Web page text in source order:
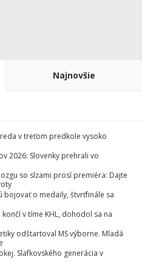
Najnovšie
v treťom predkole vysoko
2026: Slovenky prehrali vo
so slzami prosí premiéra: Dajte
bojovať o medaily, štvrťfinále sa
v tíme KHL, dohodol sa na
odštartoval MS výborne. Mladá
Slafkovského generácia v